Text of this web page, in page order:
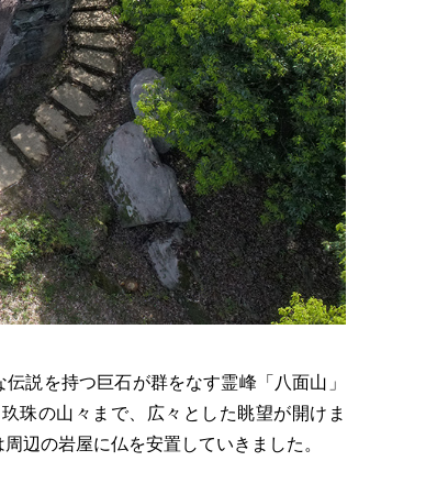
説を持つ巨石が群をなす霊峰「八面山」
珠の山々まで、広々とした眺望が開けま
辺の岩屋に仏を安置していきました。